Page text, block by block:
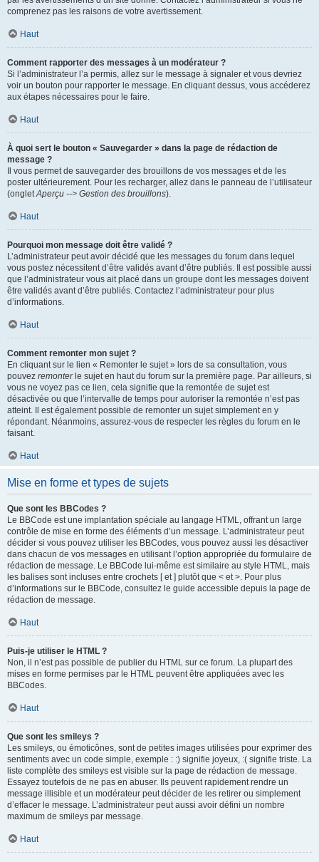
comprenez pas les raisons de votre avertissement.
Haut
Comment rapporter des messages à un modérateur ?
Si l’administrateur l’a permis, allez sur le message à signaler et vous devriez
voir un bouton pour rapporter le message. En cliquant dessus, vous accéderez
aux étapes nécessaires pour le faire.
Haut
À quoi sert le bouton « Sauvegarder » dans la page de rédaction de
message ?
Il vous permet de sauvegarder des brouillons de vos messages et de les
poster ultérieurement. Pour les recharger, allez dans le panneau de l’utilisateur
(ongletAperçu --> Gestion des brouillons).
Haut
Pourquoi mon message doit être validé ?
L’administrateur peut avoir décidé que les messages du forum dans lequel
vous postez nécessitent d’être validés avant d’être publiés. Il est possible aussi
que l’administrateur vous ait placé dans un groupe dont les messages doivent
être validés avant d’être publiés. Contactez l’administrateur pour plus
d’informations.
Haut
Comment remonter mon sujet ?
En cliquant sur le lien « Remonter le sujet » lors de sa consultation, vous
pouvez remonterle sujet en haut du forum sur la première page. Par ailleurs, si
vous ne voyez pas ce lien, cela signifie que la remontée de sujet est
désactivée ou que l’intervalle de temps pour autoriser la remontée n’est pas
atteint. Il est également possible de remonter un sujet simplement en y
répondant. Néanmoins, assurez-vous de respecter les règles du forum en le
faisant.
Haut
Mise en forme et types de sujets
Que sont les BBCodes ?
Le BBCode est une implantation spéciale au langage HTML, offrant un large
contrôle de mise en forme des éléments d’un message. L’administrateur peut
décider si vous pouvez utiliser les BBCodes, vous pouvez aussi les désactiver
dans chacun de vos messages en utilisant l’option appropriée du formulaire de
rédaction de message. Le BBCode lui-même est similaire au style HTML, mais
les balises sont incluses entre crochets [ et ] plutôt que < et >. Pour plus
d’informations sur le BBCode, consultez le guide accessible depuis la page de
rédaction de message.
Haut
Puis-je utiliser le HTML ?
Non, il n’est pas possible de publier du HTML sur ce forum. La plupart des
mises en forme permises par le HTML peuvent être appliquées avec les
BBCodes.
Haut
Que sont les smileys ?
Les smileys, ou émoticônes, sont de petites images utilisées pour exprimer des
sentiments avec un code simple, exemple : :) signifie joyeux, :( signifie triste. La
liste complète des smileys est visible sur la page de rédaction de message.
Essayez toutefois de ne pas en abuser. Ils peuvent rapidement rendre un
message illisible et un modérateur peut décider de les retirer ou simplement
d’effacer le message. L’administrateur peut aussi avoir défini un nombre
maximum de smileys par message.
Haut